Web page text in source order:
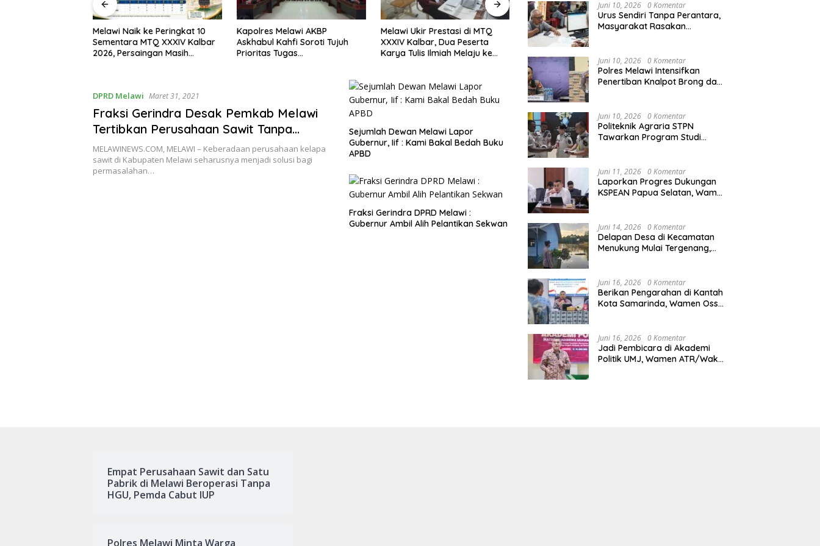
Melawi Naik ke Peringkat 10
Sementara MTQ XXXIV Kalbar
2026, Persaingan Masih
Kapolres Melawi AKBP
Askhabul Kahfi Soroti Tujuh
Prioritas Tugas
Melawi Ukir Prestasi di MTQ
XXXIV Kalbar, Dua Peserta
Karya Tulis Ilmiah Melaju ke
Melawi Tempati Peringkat ke-11
Sementara pada MTQ XXXIV
Semarak HUT RI ke-81,
Pinoh
DPRD Melawi Maret 31, 2021
Fraksi Gerindra Desak Pemkab Melawi
Tertibkan Perusahaan Sawit Tanpa
Plasma
MELAWINEWS.COM, MELAWI – Keberadaan perusahaan kelapa
sawit di Kabupaten Melawi seharusnya menjadi solusi bagi
permasalahan…
Sejumlah Dewan Melawi Lapor
Gubernur, Iif : Kami Bakal Bedah Buku
APBD
Fraksi Gerindra DPRD Melawi :
Gubernur Ambil Alih Pelantikan Sekwan
Agraria/Pertanahan dan Tata
Ruang
Juni 10, 2026 0 Komentar
Urus Sendiri Tanpa Perantara,
Masyarakat Rasakan
Juni 10, 2026 0 Komentar
Polres Melawi Intensifkan
Penertiban Knalpot Brong dan
Juni 10, 2026 0 Komentar
Politeknik Agraria STPN
Tawarkan Program Studi
Juni 11, 2026 0 Komentar
Laporkan Progres Dukungan
KSPEAN Papua Selatan, Wamen
Nasional
Juni 14, 2026 0 Komentar
Delapan Desa di Kecamatan
Menukung Mulai Tergenang,
Juni 16, 2026 0 Komentar
Berikan Pengarahan di Kantah
Kota Samarinda, Wamen Ossy:
Kalimantan Timur
Juni 16, 2026 0 Komentar
Jadi Pembicara di Akademi
Politik UMJ, Wamen ATR/Waka
Empat Perusahaan Sawit dan Satu
Pabrik di Melawi Beroperasi Tanpa
HGU, Pemda Cabut IUP
Polres Melawi Minta Warga